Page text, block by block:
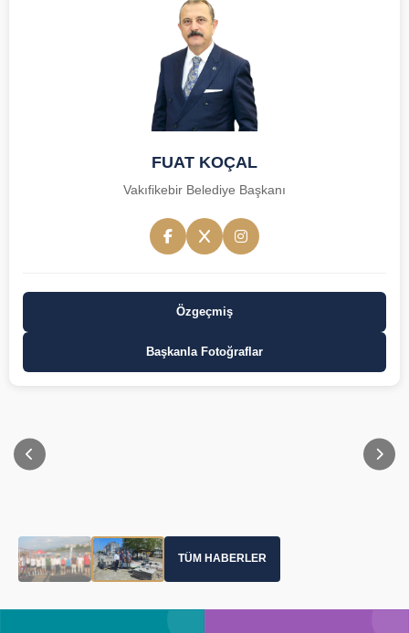
FUAT KOÇAL
Vakıfikebir Belediye Başkanı
Özgeçmiş
Başkanla Fotoğraflar
TÜM HABERLER